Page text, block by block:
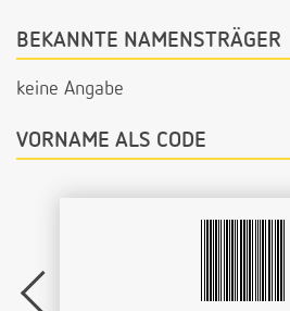
BEKANNTE NAMENSTRÄGER
keine Angabe
VORNAME ALS CODE